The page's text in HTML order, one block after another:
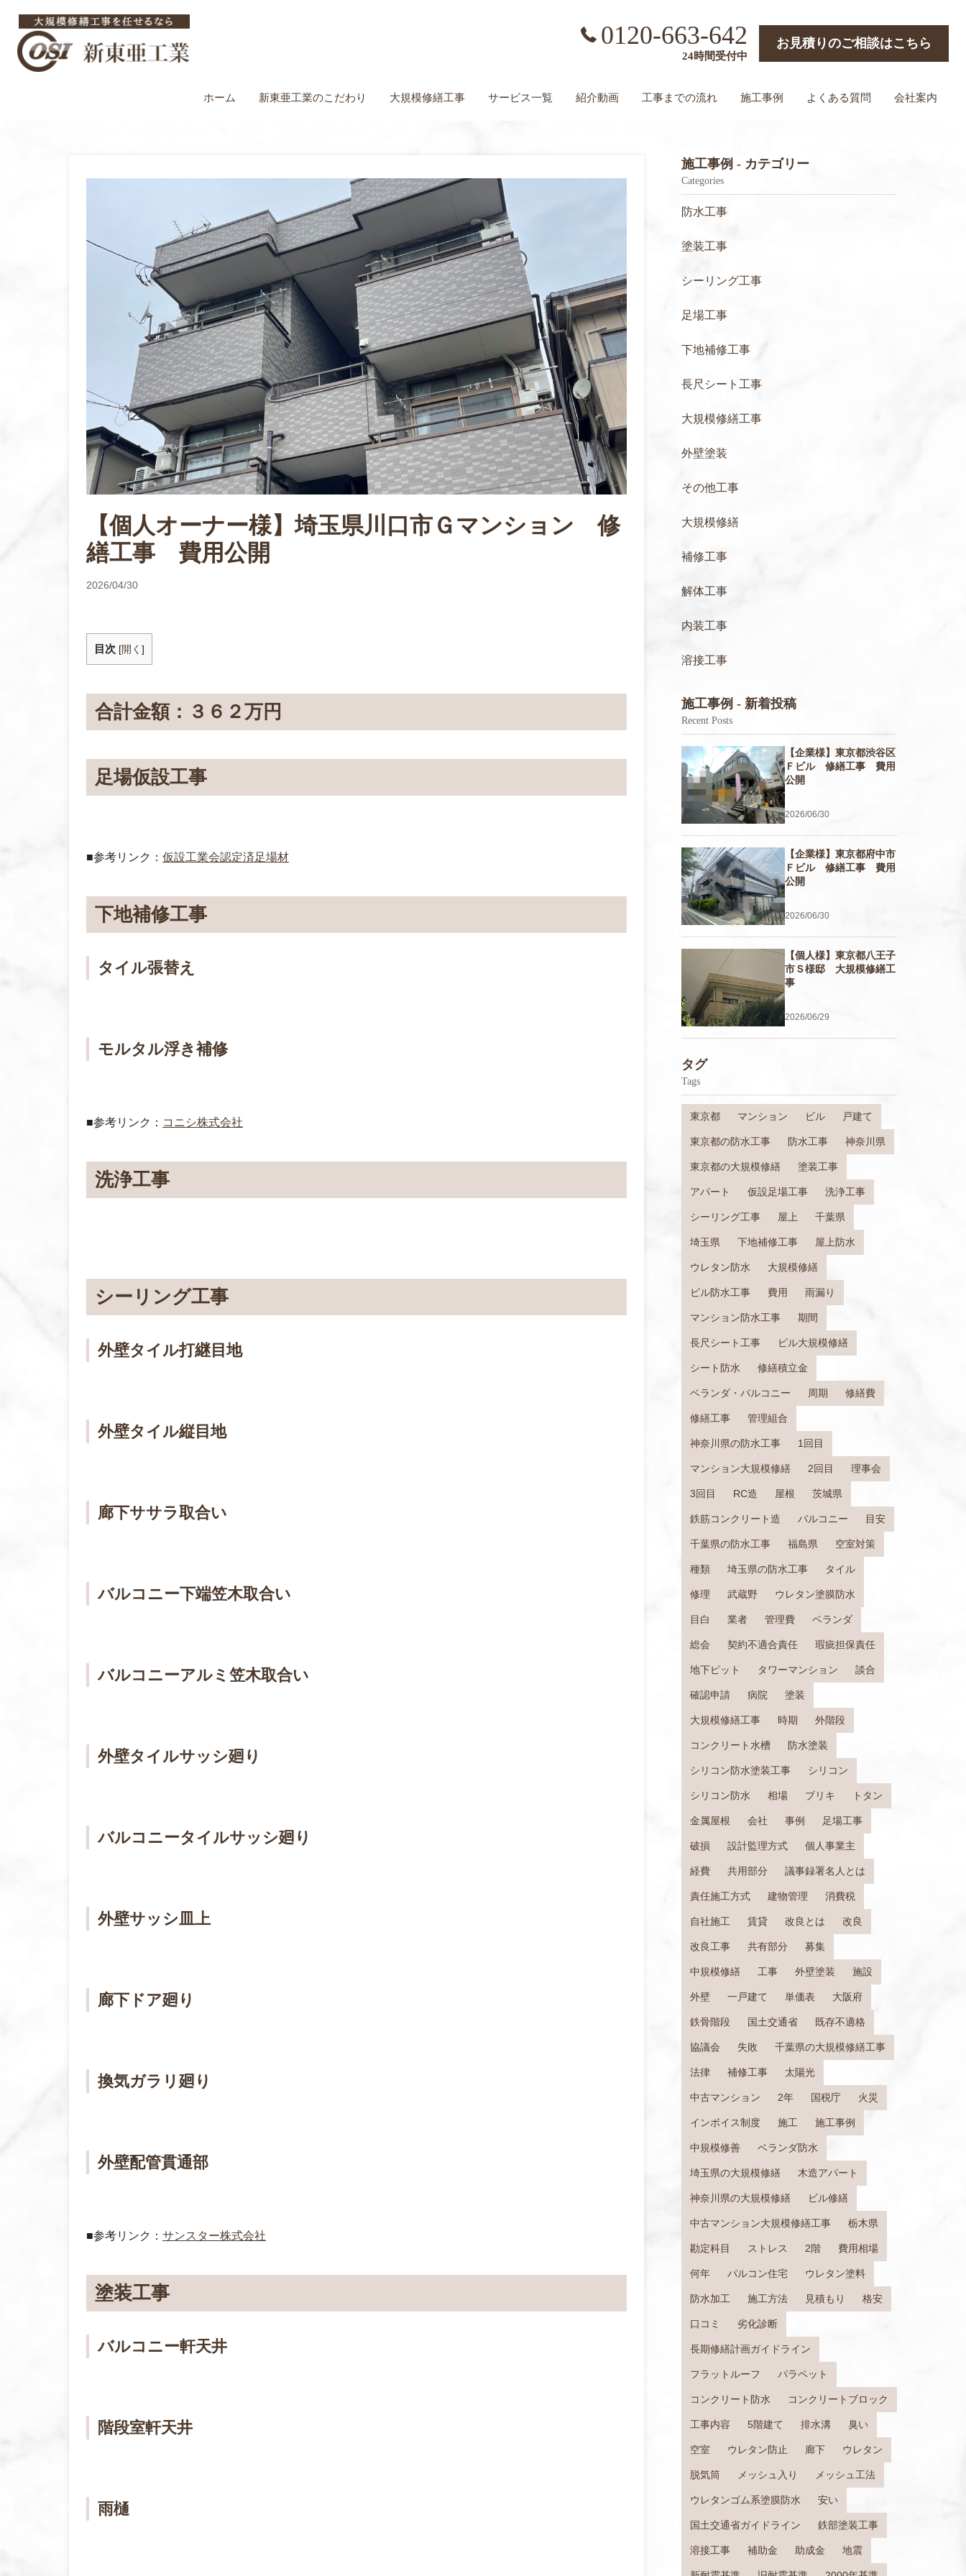
ホーム 新東亜工業のこだわり 大規模修繕工事 サービス一覧 紹介動画 工事までの流れ 施工事例 よくある質問 会社案内
24時間受付中
0120-663-642 お見積りのご相談はこちら
【個人オーナー様】埼玉県川口市Ｇマンション 修
繕工事 費用公開
2026/04/30
目次 [開く ]
合計金額：３６２万円
足場仮設工事
■参考リンク： 仮設工業会認定済足場材
下地補修工事
タイル張替え
モルタル浮き補修
■参考リンク： コニシ株式会社
洗浄工事
シーリング工事
外壁タイル打継目地
外壁タイル縦目地
廊下ササラ取合い
バルコニー下端笠木取合い
バルコニーアルミ笠木取合い
外壁タイルサッシ廻り
バルコニータイルサッシ廻り
外壁サッシ皿上
廊下ドア廻り
換気ガラリ廻り
外壁配管貫通部
■参考リンク： サンスター株式会社
塗装工事
バルコニー軒天井
階段室軒天井
雨樋
施工事例 - カテゴリー
Categories
防水工事
塗装工事
シーリング工事
足場工事
下地補修工事
長尺シート工事
大規模修繕工事
外壁塗装
その他工事
大規模修繕
補修工事
解体工事
内装工事
溶接工事
施工事例 - 新着投稿
Recent Posts
【企業様】東京都渋谷区
Ｆビル 修繕工事 費用
公開
2026/06/30
【企業様】東京都府中市
Ｆビル 修繕工事 費用
公開
2026/06/30
【個人様】東京都八王子
市Ｓ様邸 大規模修繕工
事
2026/06/29
タグ
Tags
東京都 マンション ビル 戸建て
東京都の防水工事 防水工事 神奈川県
東京都の大規模修繕 塗装工事
アパート 仮設足場工事 洗浄工事
シーリング工事 屋上 千葉県
埼玉県 下地補修工事 屋上防水
ウレタン防水 大規模修繕
ビル防水工事 費用 雨漏り
マンション防水工事 期間
長尺シート工事 ビル大規模修繕
シート防水 修繕積立金
ベランダ・バルコニー 周期 修繕費
修繕工事 管理組合
神奈川県の防水工事 1回目
マンション大規模修繕 2回目 理事会
3回目 RC造 屋根 茨城県
鉄筋コンクリート造 バルコニー 目安
千葉県の防水工事 福島県 空室対策
種類 埼玉県の防水工事 タイル
修理 武蔵野 ウレタン塗膜防水
目白 業者 管理費 ベランダ
総会 契約不適合責任 瑕疵担保責任
地下ピット タワーマンション 談合
確認申請 病院 塗装
大規模修繕工事 時期 外階段
コンクリート水槽 防水塗装
シリコン防水塗装工事 シリコン
シリコン防水 相場 ブリキ トタン
金属屋根 会社 事例 足場工事
破損 設計監理方式 個人事業主
経費 共用部分 議事録署名人とは
責任施工方式 建物管理 消費税
自社施工 賃貸 改良とは 改良
改良工事 共有部分 募集
中規模修繕 工事 外壁塗装 施設
外壁 一戸建て 単価表 大阪府
鉄骨階段 国土交通省 既存不適格
協議会 失敗 千葉県の大規模修繕工事
法律 補修工事 太陽光
中古マンション 2年 国税庁 火災
インボイス制度 施工 施工事例
中規模修善 ベランダ防水
埼玉県の大規模修繕 木造アパート
神奈川県の大規模修繕 ビル修繕
中古マンション大規模修繕工事 栃木県
勘定科目 ストレス 2階 費用相場
何年 パルコン住宅 ウレタン塗料
防水加工 施工方法 見積もり 格安
口コミ 劣化診断
長期修繕計画ガイドライン
フラットルーフ パラペット
コンクリート防水 コンクリートブロック
工事内容 5階建て 排水溝 臭い
空室 ウレタン防止 廊下 ウレタン
脱気筒 メッシュ入り メッシュ工法
ウレタンゴム系塗膜防水 安い
国土交通省ガイドライン 鉄部塗装工事
溶接工事 補助金 助成金 地震